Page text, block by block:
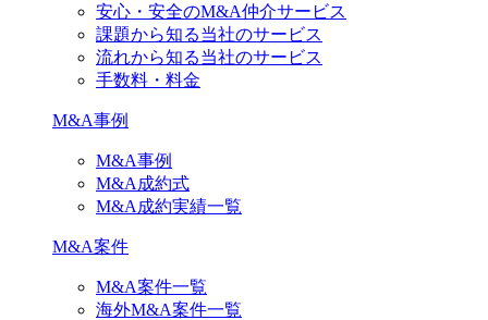
安心・安全のM&A仲介サービス
課題から知る当社のサービス
流れから知る当社のサービス
手数料・料金
M&A事例
M&A事例
M&A成約式
M&A成約実績一覧
M&A案件
M&A案件一覧
海外M&A案件一覧